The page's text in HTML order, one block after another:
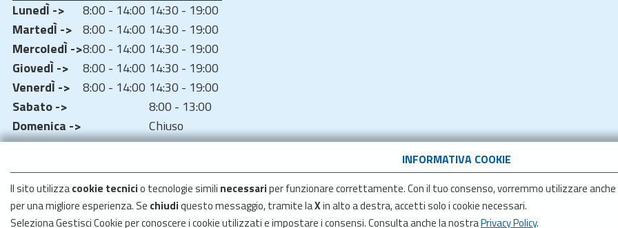
INFORMATIVA COOKIE
Il sito utilizzacookie tecnicio tecnologie simili necessariper funzionare correttamente. Con il tuo consenso, vorremmo utilizzare anche
per una migliore esperienza. Se chiudiquesto messaggio, tramite laXin alto a destra, accetti solo i cookie necessari.
Seleziona Gestisci Cookie per conoscere i cookie utilizzati e impostare i consensi. Consulta anche la nostraPrivacy Policy.
LunedÌ ->
8:00 - 14:00 14:30 - 19:00
MartedÌ -> 8:00 - 14:00 14:30 - 19:00
MercoledÌ ->8:00 - 14:00 14:30 - 19:00
GiovedÌ ->
8:00 - 14:00 14:30 - 19:00
VenerdÌ ->
8:00 - 14:00 14:30 - 19:00
Sabato ->
8:00 - 13:00
Domenica ->
Chiuso